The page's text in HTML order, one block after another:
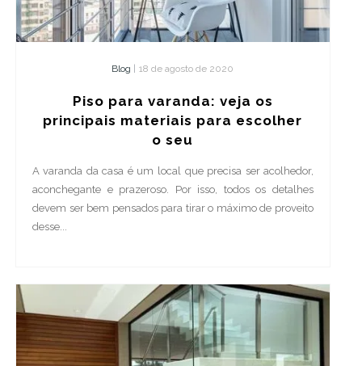
Blog | 18 de agosto de 2020
Piso para varanda: veja os
principais materiais para escolher
o seu
A varanda da casa é um local que precisa ser acolhedor,
aconchegante e prazeroso. Por isso, todos os detalhes
devem ser bem pensados para tirar o máximo de proveito
desse...